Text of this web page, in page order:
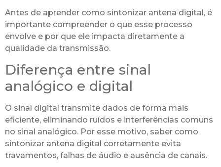
Antes de aprender como sintonizar antena digital, é
importante compreender o que esse processo
envolve e por que ele impacta diretamente a
qualidade da transmissão.
Diferença entre sinal
analógico e digital
O sinal digital transmite dados de forma mais
eficiente, eliminando ruídos e interferências comuns
no sinal analógico. Por esse motivo, saber como
sintonizar antena digital corretamente evita
travamentos, falhas de áudio e ausência de canais.